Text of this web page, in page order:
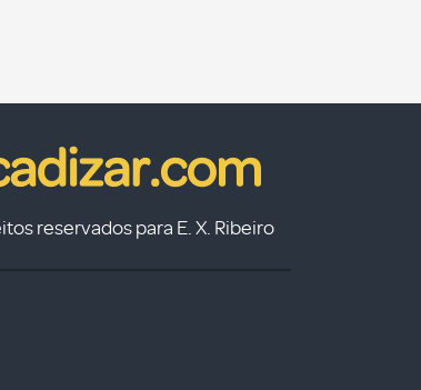
reservados para E. X. Ribeiro